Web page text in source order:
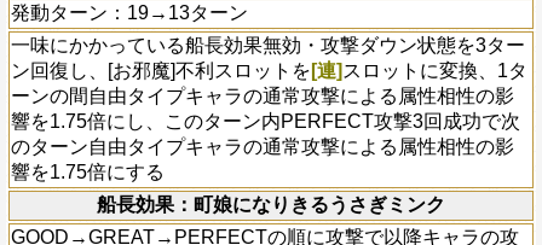
発動ターン：19→13ターン
一味にかかっている船長効果無効・攻撃ダウン状態を3ター
ン回復し、[お邪魔]不利スロットを [連] スロットに変換、1タ
ーンの間自由タイプキャラの通常攻撃による属性相性の影
響を1.75倍にし、このターン内PERFECT攻撃3回成功で次
のターン自由タイプキャラの通常攻撃による属性相性の影
響を1.75倍にする
船長効果：町娘になりきるうさぎミンク
GOOD→GREAT→PERFECTの順に攻撃で以降キャラの攻